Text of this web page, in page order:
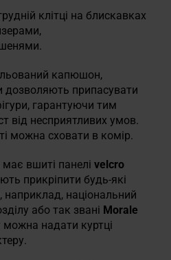
клітці на блискавках
капюшон,
дозволяють припасувати
гарантуючи тим
від несприятливих умов.
можна сховати в комір.
вшиті панелі velcro
прикріпити будь-які
національний
або так звані Morale
надати куртці